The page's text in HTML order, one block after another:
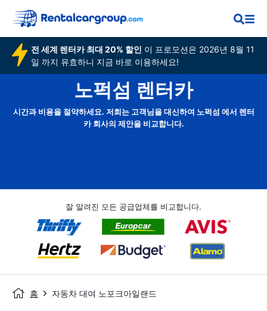
전 세계 렌터카 최대 20% 할인 이 프로모션은 2026년 8월 11
일 까지 유효하니 지금 바로 이용하세요!
노퍽섬 렌터카
시간과 비용을 절약하세요. 저희는 고객님을 대신하여 노퍽섬 에서 렌터
카 회사의 제안을 비교합니다.
잘 알려진 모든 공급업체를 비교합니다.
홈 자동차 대여 노포크아일랜드